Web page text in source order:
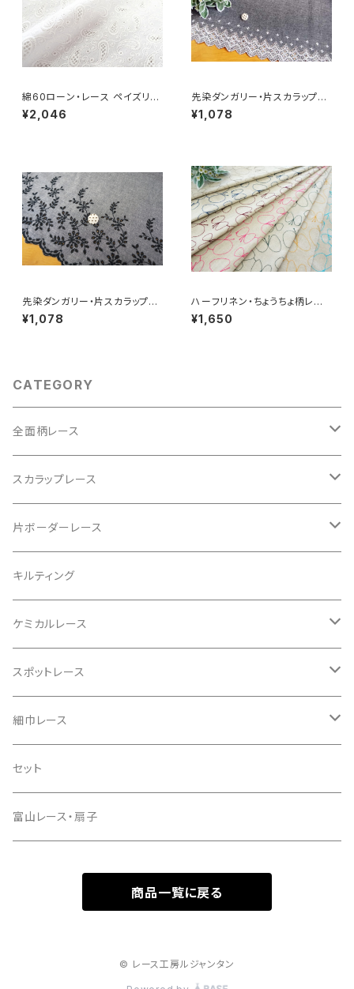
綿60ローン・レース ペイズリー
（RG-26547）
¥2,046
先染ダンガリー・片スカラップレ
ース（RG-28101d-bkof）
¥1,078
先染ダンガリー・片スカラップレ
ース（RG-26440d-bk）
¥1,078
ハーフリネン・ちょうちょ柄レー
ス（RG-28082hj-kn）
¥1,650
CATEGORY
全面柄レース
綿60ローン
ダブルガーゼ
ラミーリネン
綿麻キャンブリック
先染めダンガリー
ハーフリネン
ハーフリネンダブルガーゼ
リネンコットンキャンバス
スカラップレース
ハーフリネン
ダブルガーゼ
先染めダンガリー
綿麻キャンブリック
先染め綿ローン
ラミーリネン
タイプライター
片ボーダーレース
シャツコール
キルティング
ケミカルレース
レーヨン麻
レーヨン
綿
スポットレース
ラミーリネン
ハーフリネン
綿ローン
細巾レース
綿
レーヨン
セット
富山レース・扇子
商品一覧に戻る
© レース工房ルジャンタン